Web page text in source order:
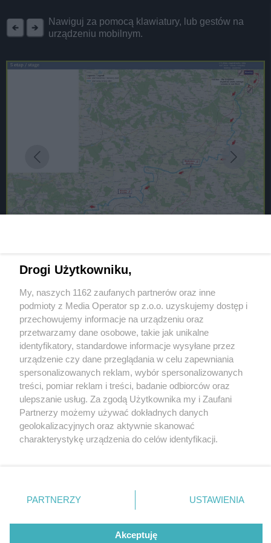
Nawiguj za pomocą klawiatury, lub gestów na
urządzeniu mobilnym.
fot: źródło: Wyścig Kolarski »Solidarności« i Olimpijczyków
Kolarze utrudnią ruch przez kilka godzin w dwa
dni. Wyścig Solidarności i Olimpijczyków w
Zagłębiu
4 / 6
XXXVII Wyścig Kolarski
»Solidarności« i
Olimpijczyków. Mapa etapu
Wydawca mediów lokalnych
Nie zapomnij
zapoznać się z:
polityką prywatności
Twojemiasto
Piekary Śląskie
Chorzów
Tarnowskie Góry
Gliwice
Skontakuj sięz nami
Kontakt
Redakcja
Newsletter
Drogi Użytkowniku,
My, naszych 1162 zaufanych partnerów oraz inne
podmioty z Media Operator sp z.o.o. uzyskujemy dostęp i
przechowujemy informacje na urządzeniu oraz
przetwarzamy dane osobowe, takie jak unikalne
identyfikatory, standardowe informacje wysyłane przez
urządzenie czy dane przeglądania w celu zapewniania
spersonalizowanych reklam, wybór spersonalizowanych
treści, pomiar reklam i treści, badanie odbiorców oraz
ulepszanie usług. Za zgodą Użytkownika my i Zaufani
Partnerzy możemy używać dokładnych danych
geolokalizacyjnych oraz aktywnie skanować
charakterystykę urządzenia do celów identyfikacji.
zmienić/wycofać klikając przycisk ustawień prywatności
znajdujący się w lewym dolnym rogu strony
rodzaje przetwarzania danych nie wymagają zgody
użytkownika, ale masz prawo sprzeciwić się takiemu
PARTNERZY USTAWIENIA
Akceptuję